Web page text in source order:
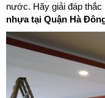
nước. Hãy giải đáp
nhựa tại Quận Hà